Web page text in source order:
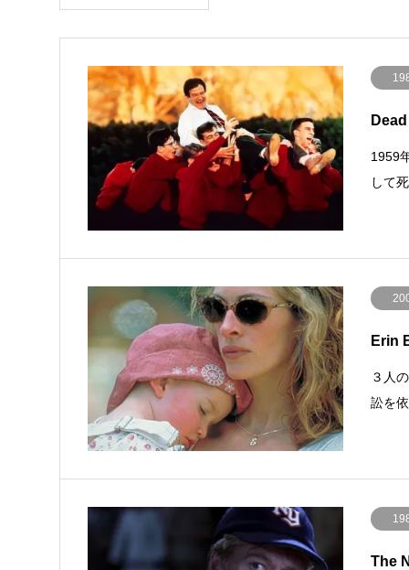
1959
して
Erin
３人
訟を
The